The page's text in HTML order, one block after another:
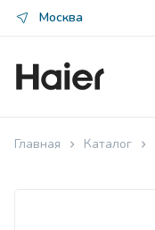
Москва
Главная Каталог